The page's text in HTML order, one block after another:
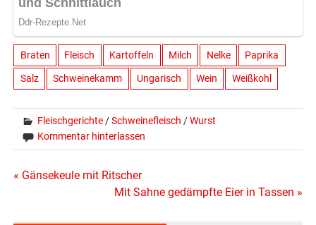
Braten Fleisch Kartoffeln Milch Nelke Paprika
Salz Schweinekamm Ungarisch Wein Weißkohl
Fleischgerichte/Schweinefleisch /Wurst
Kommentar hinterlassen
Beitragsnavigation
« Gänsekeule mit Ritscher
Mit Sahne gedämpfte Eier in Tassen »